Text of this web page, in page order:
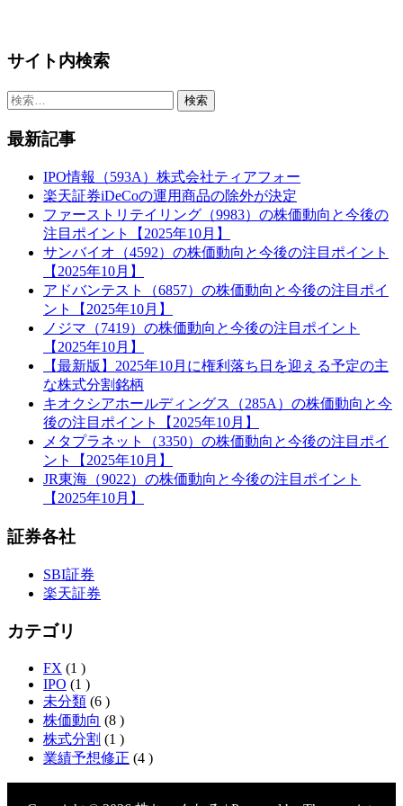
サイト内検索
検
最新記事
IPO情報（593A）株式会社ティアフォー
楽天証券iDeCoの運用商品の除外が決定
ファーストリテイリング（9983）の株価動向と今後の
注目ポイント【2025年10月】
サンバイオ（4592）の株価動向と今後の注目ポイント
【2025年10月】
アドバンテスト（6857）の株価動向と今後の注目ポイ
ント【2025年10月】
ノジマ（7419）の株価動向と今後の注目ポイント
【2025年10月】
【最新版】2025年10月に権利落ち日を迎える予定の主
な株式分割銘柄
キオクシアホールディングス（285A）の株価動向と今
後の注目ポイント【2025年10月】
メタプラネット（3350）の株価動向と今後の注目ポイ
ント【2025年10月】
JR東海（9022）の株価動向と今後の注目ポイント
【2025年10月】
証券各社
SBI証券
楽天証券
カテゴリ
FX (1 )
IPO (1 )
未分類 (6 )
株価動向 (8 )
株式分割 (1 )
業績予想修正 (4 )